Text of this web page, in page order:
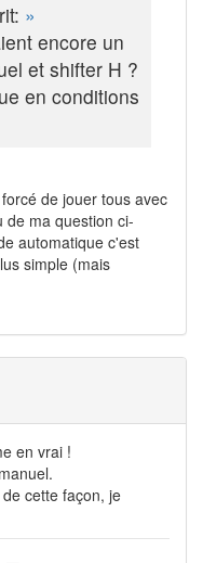
»
encore un
et shifter H ?
en conditions
de jouer tous avec
de ma question ci-
automatique c'est
simple (mais
en vrai !
cette façon, je